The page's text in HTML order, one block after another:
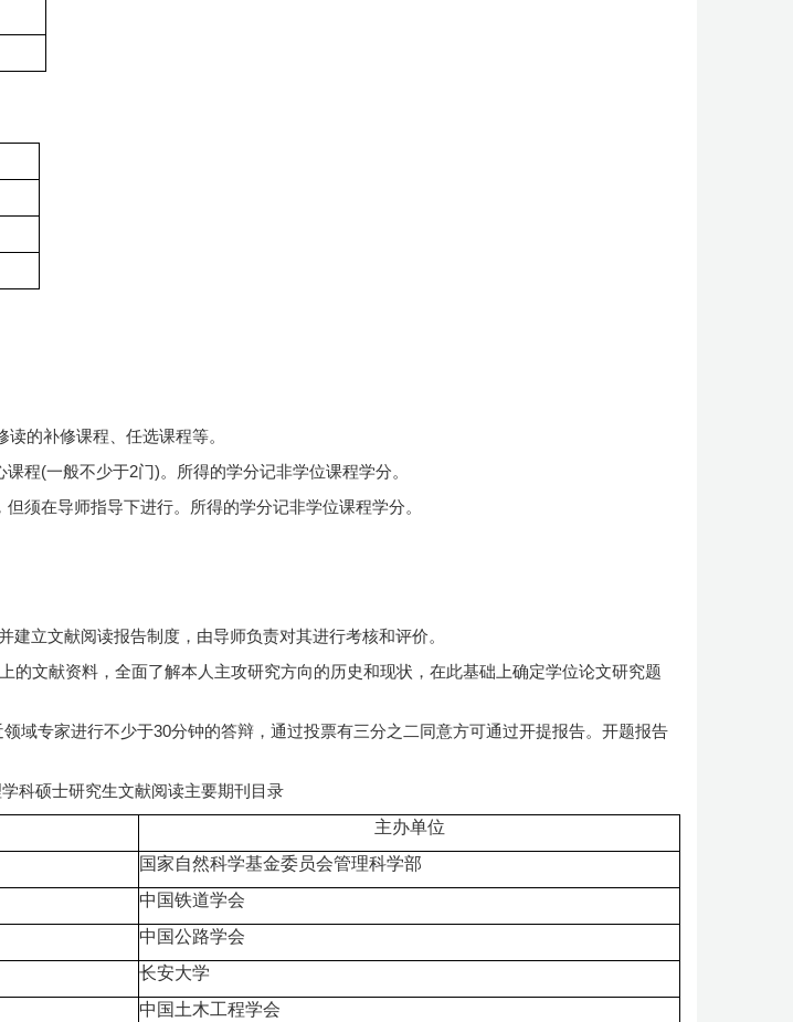
的补修课程、任选课程等。
程(一般不少于2门)。所得的学分记非学位课程学分。
须在导师指导下进行。所得的学分记非学位课程学分。
立文献阅读报告制度，由导师负责对其进行考核和评价。
文献资料，全面了解本人主攻研究方向的历史和现状，在此基础上确定学位论文研究题
域专家进行不少于30分钟的答辩，通过投票有三分之二同意方可通过开提报告。开题报告
科硕士研究生文献阅读主要期刊目录
主办单位
国家自然科学基金委员会管理科学部
中国铁道学会
中国公路学会
长安大学
中国土木工程学会